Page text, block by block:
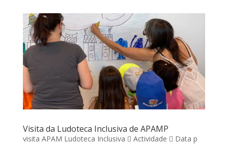
Visita da Ludoteca Inclusiva de APAMP
visita APAM Ludoteca Inclusiva  Actividade  Data p